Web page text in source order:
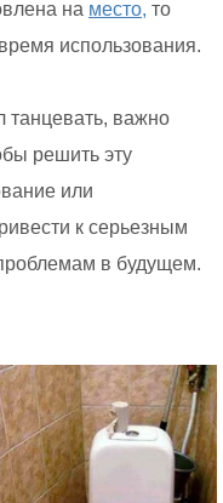
на место, то
использования.
танцевать, важно
решить эту
или
к серьезным
в будущем.